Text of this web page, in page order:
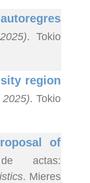
. Tokio
region
. Tokio
of
actas:
. Mieres